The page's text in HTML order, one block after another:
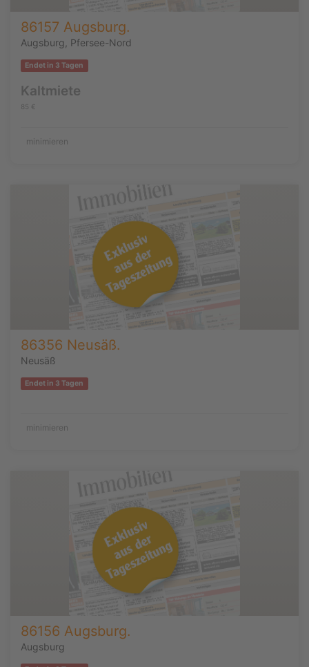
86157 Augsburg.
Augsburg, Pfersee-Nord
Endet in 3 Tagen
Kaltmiete
85 €
minimieren
86356 Neusäß.
Neusäß
Endet in 3 Tagen
minimieren
86156 Augsburg.
Augsburg